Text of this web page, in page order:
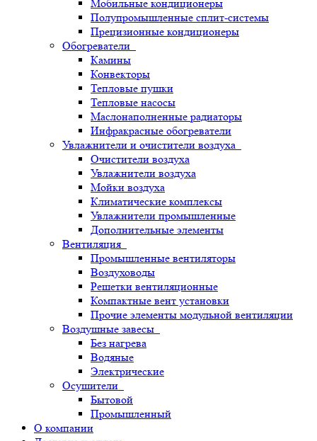
Мобильные кондиционеры
Полупромышленные сплит-системы
Прецизионные кондиционеры
Обогреватели
Камины
Конвекторы
Тепловые пушки
Тепловые насосы
Маслонаполненные радиаторы
Инфракрасные обогреватели
Увлажнители и очистители воздуха
Очистители воздуха
Увлажнители воздуха
Мойки воздуха
Климатические комплексы
Увлажнители промышленные
Дополнительные элементы
Вентиляция
Промышленные вентиляторы
Воздуховоды
Решетки вентиляционные
Компактные вент установки
Прочие элементы модульной вентиляции
Воздушные завесы
Без нагрева
Водяные
Электрические
Осушители
Бытовой
Промышленный
О компании